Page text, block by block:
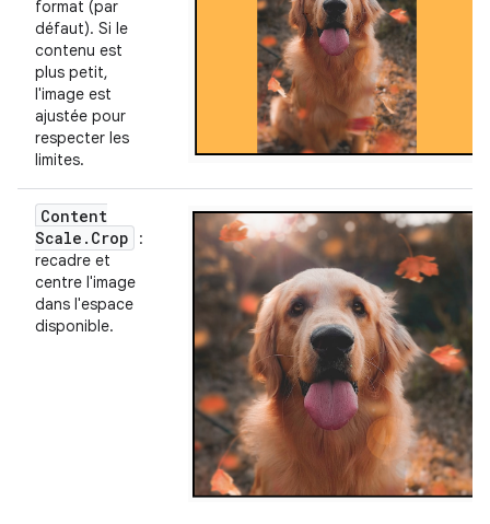
format (par
défaut). Si le
contenu est
plus petit,
l'image est
ajustée pour
respecter les
limites.
Content
Scale . Crop
:
recadre et
centre l'image
dans l'espace
disponible.